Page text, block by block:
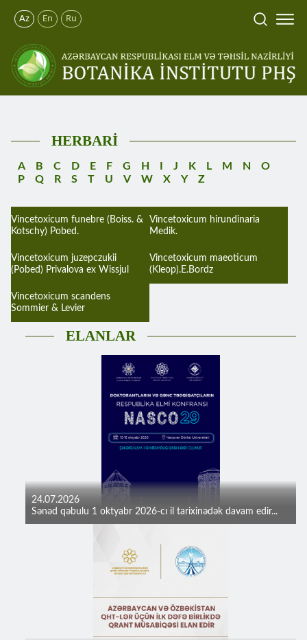
Az En Ru
HERBARİ
A B C D E F G H J K L M N
O
P
Q R S T U V W X Y Z
Vincetoxicum funebre (Boiss. &
Kotschy) Pobed.
Vincetoxicum hirundinaria
Medik.
Vincetoxicum juzepczukii
(Pobed) Privalova ex Wissjul
Vincetoxicum maeoticum
(Kleop).E.Bordz
Vincetoxicum scandens
Sommier & Levier
ELANLAR
24.07.2026
Sənəd qəbulu 1 oktyabr 2026-cı il tarixinədək davam edir...